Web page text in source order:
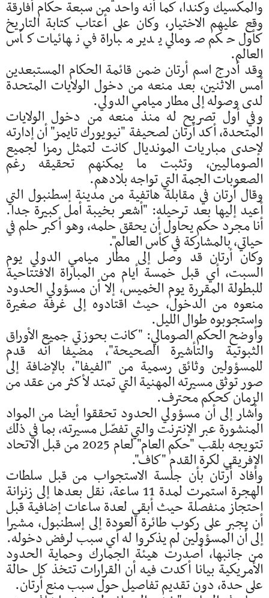
والمكسيك وكندا، كما أنه واحد من سبعة حكام أفارقة
وقع عليهم الاختيار، وكان على أعتاب كتابة التاريخ
كأول حكم صومالي يدير مباراة في نهائيات كأس
العالم.
وقد أدرج اسم أرتان ضمن قائمة الحكام المستبعدين
أمس الاثنين، بعد منعه من دخول الولايات المتحدة
لدى وصوله إلى مطار ميامي الدولي.
وفي أول تصريح له منذ منعه من دخول الولايات
المتحدة، أكد أرتان لصحيفة "نيويورك تايمز" أن إدارته
لإحدى مباريات المونديال كانت لتمثل رمزا لجميع
الصوماليين، وتثبت ما يمكنهم تحقيقه رغم
الصعوبات الجمة التي تواجه بلادهم.
وقال أرتان في مقابلة هاتفية من مدينة إسطنبول التي
أعيد إليها بعد ترحيله: "أشعر بخيبة أمل كبيرة جدا.
أنا مجرد حكم يحاول أن يحقق حلمه، وهو أكبر حلم في
حياتي، بالمشاركة في كأس العالم".
وكان أرتان قد وصل إلى مطار ميامي الدولي يوم
السبت، أي قبل خمسة أيام من المباراة الافتتاحية
للبطولة المقررة يوم الخميس، إلا أن مسؤولي الحدود
منعوه من الدخول، حيث اقتادوه إلى غرفة صغيرة
واستجوبوه طوال الليل.
وأوضح الحكم الصومالي: "كانت بحوزتي جميع الأوراق
الثبوتية والتأشيرة الصحيحة"، مضيفا أنه قدم
للمسؤولين وثائق رسمية من "الفيفا"، بالإضافة إلى
صور توثق مسيرته المهنية التي تمتد لأكثر من عقد من
الزمان كحكم محترف.
وأشار إلى أن مسؤولي الحدود تحققوا أيضا من المواد
المنشورة عبر الإنترنت والتي تفصّل مسيرته، بما في ذلك
تتويجه بلقب "حكم العام" لعام 2025 من قبل الاتحاد
الإفريقي لكرة القدم "كاف".
وأفاد أرتان بأن جلسة الاستجواب من قبل سلطات
الهجرة استمرت لمدة 11 ساعة، نقل بعدها إلى زنزانة
احتجاز منفصلة حيث أبقي لعدة ساعات إضافية قبل
أن يجبر على ركوب طائرة العودة إلى إسطنبول، مشيرا
إلى أن المسؤولين لم يذكروا له أي سبب لرفض دخوله.
من جانبها، أصدرت هيئة الجمارك وحماية الحدود
الأمريكية بيانا أكدت فيه أن القرارات تتخذ كل حالة
على حدة، دون تقديم تفاصيل حول سبب منع أرتان.